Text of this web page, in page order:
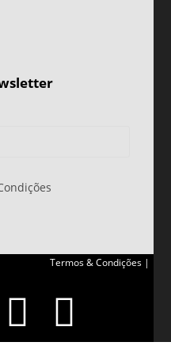
Termos & Condições |